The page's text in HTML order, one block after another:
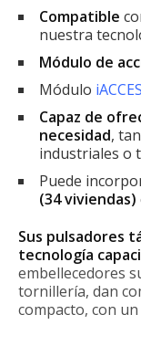
Compatible
nuestra
Módulo de
Módulo
Capaz de
necesidad,
industriales o
Puede
(34 viviendas)
Sus pulsadores
tecnología
embellecedores
tornillería, dan
compacto, con